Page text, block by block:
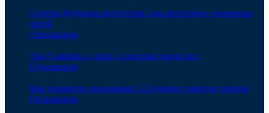
Советы будущим родителям, как воспитать успешных
детей
Отношения
Топ-5 мифов о сексе, в которые верят все
Отношения
Как укрепить отношения: 12 лучших советов для пар
Отношения